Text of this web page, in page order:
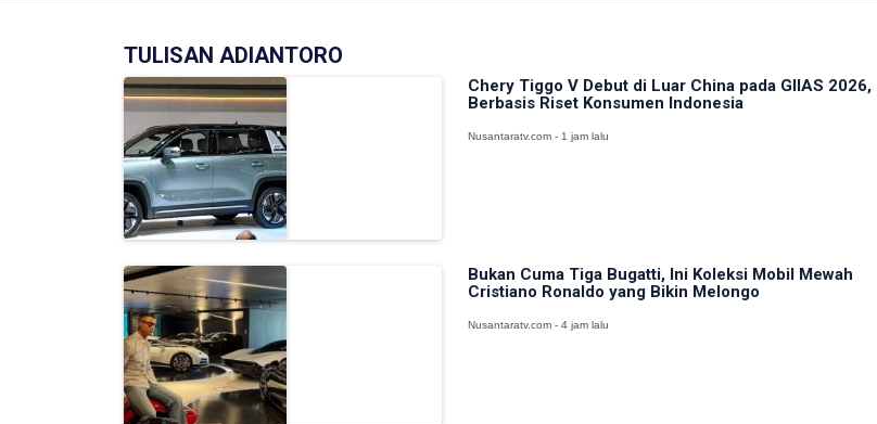
TULISAN ADIANTORO
Chery Tiggo V Debut di Luar China pada GIIAS 2026,
Berbasis Riset Konsumen Indonesia
Nusantaratv.com - 1 jam lalu
Bukan Cuma Tiga Bugatti, Ini Koleksi Mobil Mewah
Cristiano Ronaldo yang Bikin Melongo
Nusantaratv.com - 4 jam lalu